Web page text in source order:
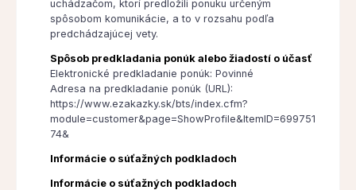
uchádzačom, ktorí predložili ponuku určeným
spôsobom komunikácie, a to v rozsahu podľa
predchádzajúcej vety.
Spôsob predkladania ponúk alebo žiadostí o účasť
Elektronické predkladanie ponúk: Povinné
Adresa na predkladanie ponúk (URL):
https://www.ezakazky.sk/bts/index.cfm?
module=customer&page=ShowProfile&ItemID=699751
74&
Informácie o súťažných podkladoch
Informácie o súťažných podkladoch